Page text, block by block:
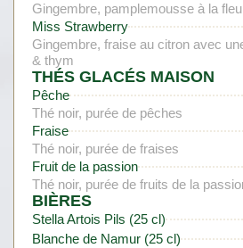
Gingembre, pamplemousse à la
Miss Strawberry
Gingembre, fraise au citron avec
& thym
THÉS GLACÉS MAISON
Pêche
Thé noir, purée de pêches
Fraise
Thé noir, purée de fraises
Fruit de la passion
Thé noir, purée de fruits de la
BIÈRES
Stella Artois Pils (25 cl)
Blanche de Namur (25 cl)